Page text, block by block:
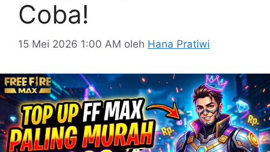
Coba!
15 Mei 2026 1:00 AM oleh Hana Pratiwi